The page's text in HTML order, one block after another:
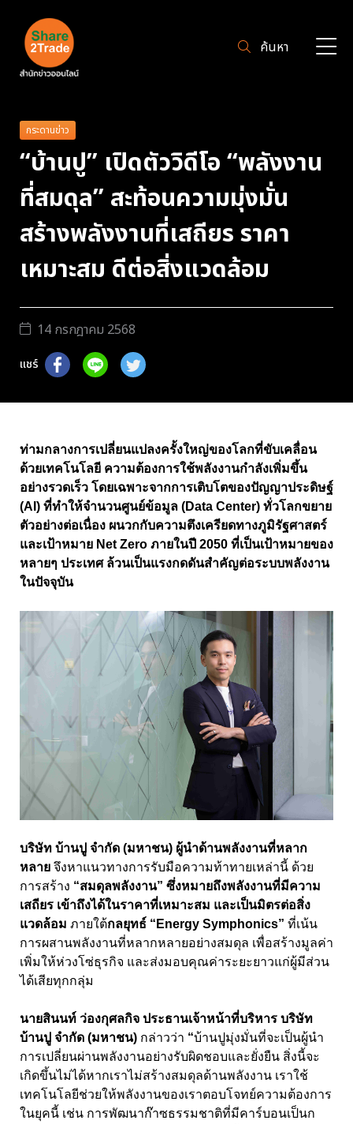
ค้นหา
กระดานข่าว
“บ้านปู” เปิดตัววิดีโอ “พลังงาน
ที่สมดุล” สะท้อนความมุ่งมั่น
สร้างพลังงานที่เสถียร ราคา
เหมาะสม ดีต่อสิ่งแวดล้อม
14 กรกฎาคม 2568
แชร์
ท่ามกลางการเปลี่ยนแปลงครั้งใหญ่ของโลกที่ขับเคลื่อน
ด้วยเทคโนโลยี ความต้องการใช้พลังงานกำลังเพิ่มขึ้น
อย่างรวดเร็ว โดยเฉพาะจากการเติบโตของปัญญาประดิษฐ์
(AI) ที่ทำให้จำนวนศูนย์ข้อมูล (Data Center) ทั่วโลกขยาย
ตัวอย่างต่อเนื่อง ผนวกกับความตึงเครียดทางภูมิรัฐศาสตร์
และเป้าหมาย Net Zero ภายในปี 2050 ที่เป็นเป้าหมายของ
หลายๆ ประเทศ ล้วนเป็นแรงกดดันสำคัญต่อระบบพลังงาน
ในปัจจุบัน
บริษัท บ้านปู จำกัด (มหาชน) ผู้นำด้านพลังงานที่หลาก
หลาย จึงหาแนวทางการรับมือความท้าทายเหล่านี้ ด้วย
การสร้าง “สมดุลพลังงาน” ซึ่งหมายถึงพลังงานที่มีความ
เสถียร เข้าถึงได้ในราคาที่เหมาะสม และเป็นมิตรต่อสิ่ง
แวดล้อม ภายใต้กลยุทธ์ “ Energy Symphonics” ที่เน้น
การผสานพลังงานที่หลากหลายอย่างสมดุล เพื่อสร้างมูลค่า
เพิ่มให้ห่วงโซ่ธุรกิจ และส่งมอบคุณค่าระยะยาวแก่ผู้มีส่วน
ได้เสียทุกกลุ่ม
นายสินนท์ ว่องกุศลกิจ ประธานเจ้าหน้าที่บริหาร บริษัท
บ้านปู จำกัด (มหาชน) กล่าวว่า “บ้านปูมุ่งมั่นที่จะเป็นผู้นำ
การเปลี่ยนผ่านพลังงานอย่างรับผิดชอบและยั่งยืน สิ่งนี้จะ
เกิดขึ้นไม่ได้หากเราไม่สร้างสมดุลด้านพลังงาน เราใช้
เทคโนโลยีช่วยให้พลังงานของเราตอบโจทย์ความต้องการ
ในยุคนี้ เช่น การพัฒนาก๊าซธรรมชาติที่มีคาร์บอนเป็นก